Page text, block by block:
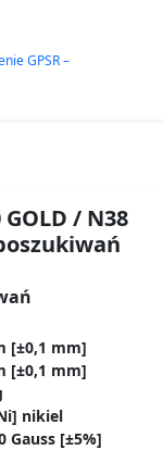
GPSR –
/ N38
[±0,1 mm]
[±0,1 mm]
nikiel
Gauss [±5%]